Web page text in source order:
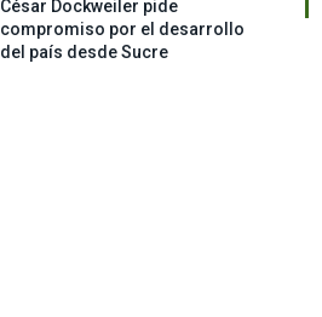
César Dockweiler pide
compromiso por el desarrollo
del país desde Sucre